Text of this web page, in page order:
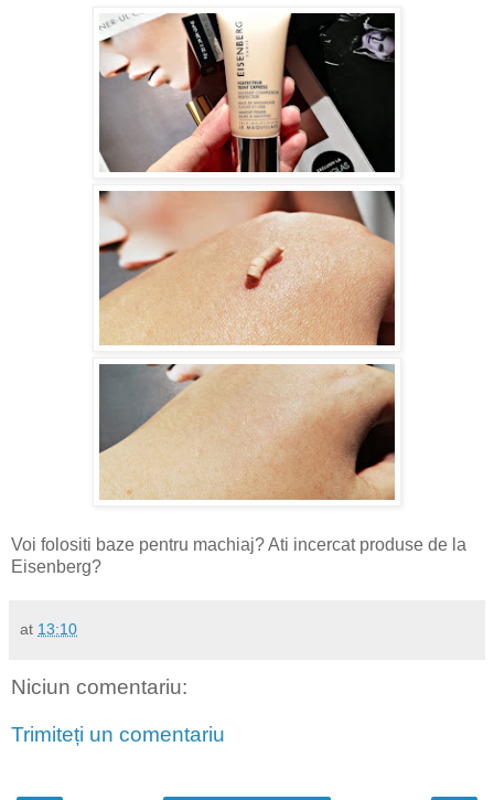
Voi folositi baze pentru machiaj? Ati incercat produse de la
Eisenberg?
at 13:10
Niciun comentariu:
Trimiteți un comentariu